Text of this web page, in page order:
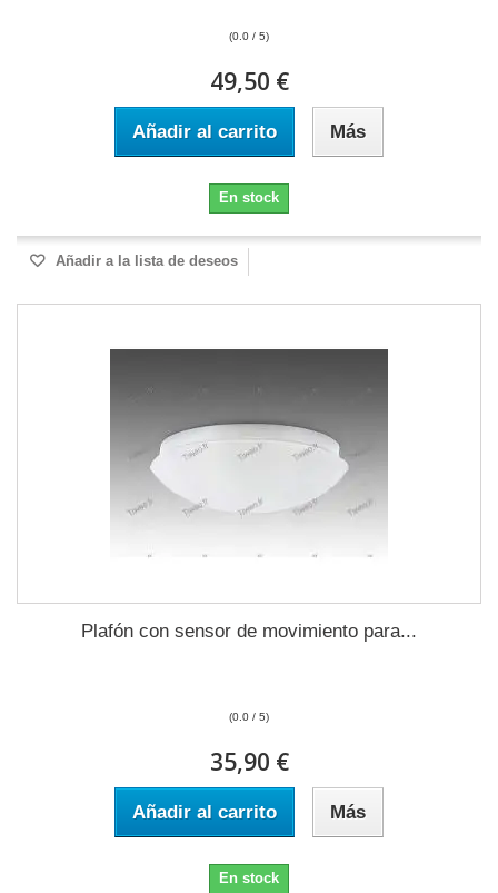
(0.0 / 5)
49,50 €
Añadir al carrito Más
En stock
Añadir a la lista de deseos
Plafón con sensor de movimiento para...
(0.0 / 5)
35,90 €
Añadir al carrito Más
En stock